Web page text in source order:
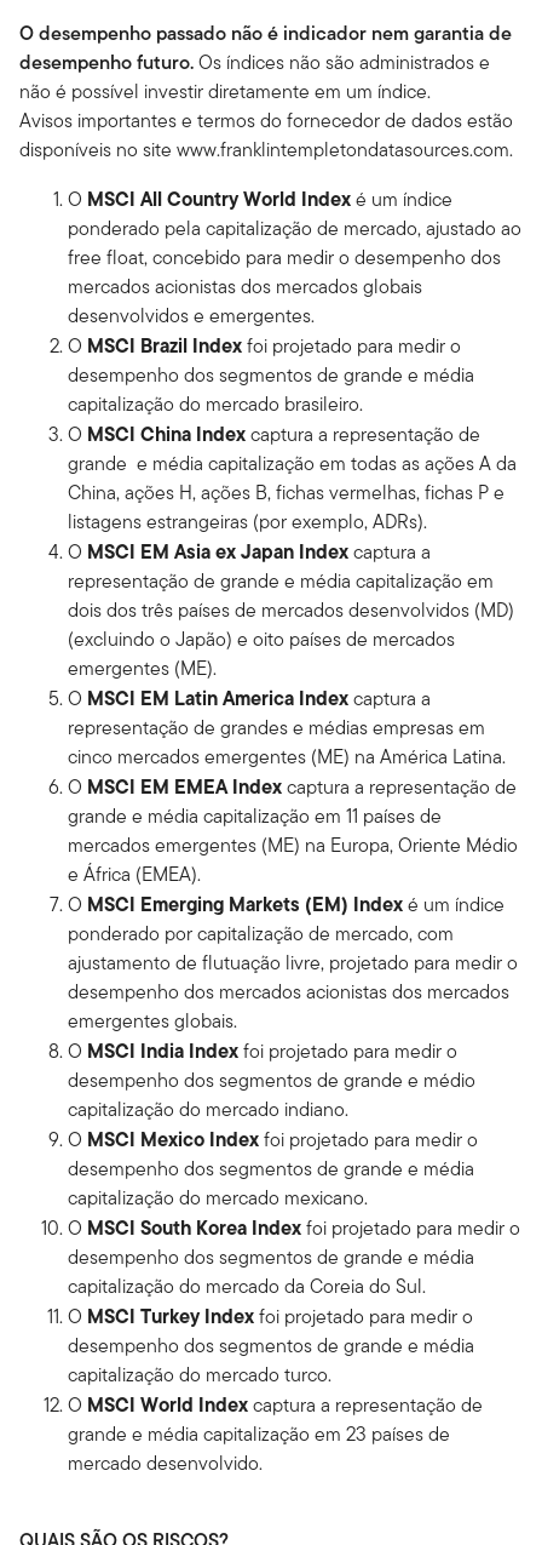
O desempenho passado não é indicador nem garantia de
desempenho futuro.Os índices não são administrados e
não é possível investir diretamente em um índice.
Avisos importantes e termos do fornecedor de dados estão
disponíveis no site www.franklintempletondatasources.com.
O MSCI All Country World Indexé um índice
ponderado pela capitalização de mercado, ajustado ao
free float, concebido para medir o desempenho dos
mercados acionistas dos mercados globais
desenvolvidos e emergentes.
O MSCI Brazil Indexfoi projetado para medir o
desempenho dos segmentos de grande e média
capitalização do mercado brasileiro.
O MSCI China Indexcaptura a representação de
grande e média capitalização em todas as ações A da
China, ações H, ações B, fichas vermelhas, fichas P e
listagens estrangeiras (por exemplo, ADRs).
O MSCI EM Asia ex Japan Indexcaptura a
representação de grande e média capitalização em
dois dos três países de mercados desenvolvidos (MD)
(excluindo o Japão) e oito países de mercados
emergentes (ME).
O MSCI EM Latin America Indexcaptura a
representação de grandes e médias empresas em
cinco mercados emergentes (ME) na América Latina.
O MSCI EM EMEA Indexcaptura a representação de
grande e média capitalização em 11 países de
mercados emergentes (ME) na Europa, Oriente Médio
e África (EMEA).
O MSCI Emerging Markets (EM) Indexé um índice
ponderado por capitalização de mercado, com
ajustamento de flutuação livre, projetado para medir o
desempenho dos mercados acionistas dos mercados
emergentes globais.
O MSCI India Indexfoi projetado para medir o
desempenho dos segmentos de grande e médio
capitalização do mercado indiano.
O MSCI Mexico Indexfoi projetado para medir o
desempenho dos segmentos de grande e média
capitalização do mercado mexicano.
O MSCI South Korea Indexfoi projetado para medir o
desempenho dos segmentos de grande e média
capitalização do mercado da Coreia do Sul.
O MSCI Turkey Indexfoi projetado para medir o
desempenho dos segmentos de grande e média
capitalização do mercado turco.
O MSCI World Indexcaptura a representação de
grande e média capitalização em 23 países de
mercado desenvolvido.